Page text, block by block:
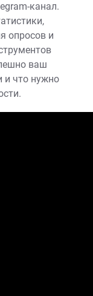
канал.
опросов и
ваш
и что нужно